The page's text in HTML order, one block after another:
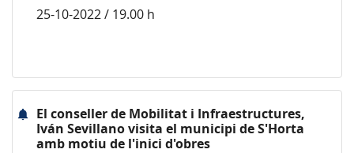
25-10-2022 / 19.00 h
El conseller de Mobilitat i Infraestructures,
Iván Sevillano visita el municipi de S'Horta
amb motiu de l'inici d'obres